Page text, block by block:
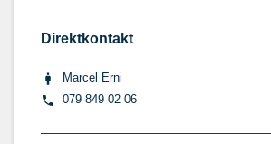
Direktkontakt
Marcel Erni
079 849 02 06